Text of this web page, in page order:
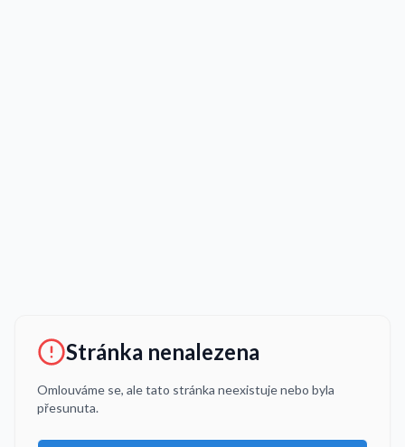
Stránka nenalezena
Omlouváme se, ale tato stránka neexistuje nebo byla
přesunuta.